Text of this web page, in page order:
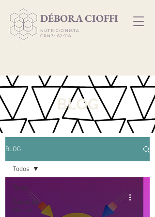
​DÉBORA CIOFFI
NUTRICIONISTA
CRN3: 62918
BLOG
BLOG
Todos
Saúde da
Mulher
Todos